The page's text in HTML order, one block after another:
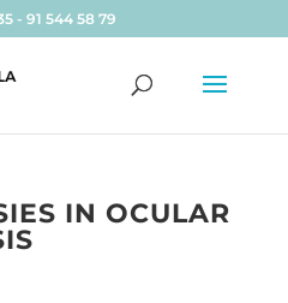
- 91 544 58 79
IN OCULAR